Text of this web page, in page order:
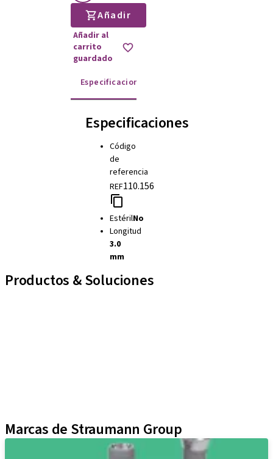
Añadir
Añadir al
carrito
guardado
Especificaciones
Especificaciones
Código
de
referencia
REF110.156
EstérilNo
Longitud
3.0
mm
Productos & Soluciones
Marcas de Straumann Group